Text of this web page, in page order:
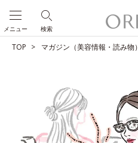
検索
メニュー
TOP マガジン（美容情報・読み物）